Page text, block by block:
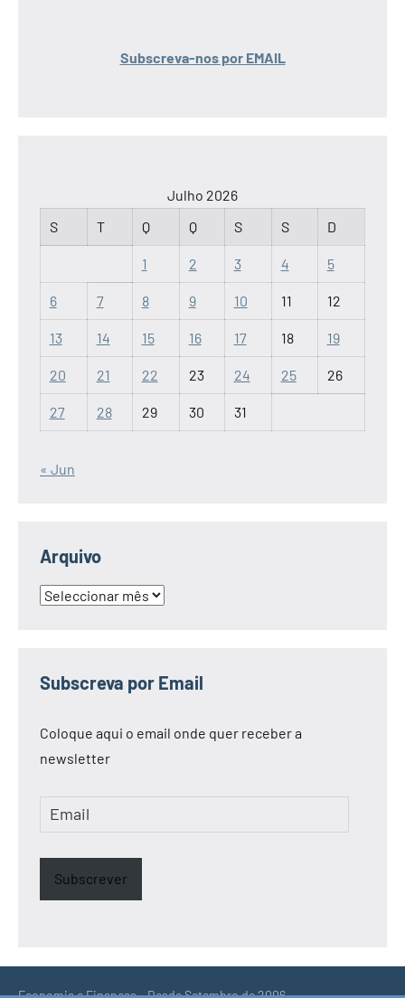
Subscreva-nos por EMAIL
Julho 2026
S
T Q Q S S D
1 2 3 4 5
6 7 8 9 10 11 12
13 14 15 16 17 18 19
20 21 22 23 24 25 26
27 28 29 30 31
« Jun
Arquivo
Arquivo
Subscreva por Email
Coloque aqui o email onde quer receber a
newsletter
Email
Subscrever
Economia e Finanças - Desde Setembro de 2006